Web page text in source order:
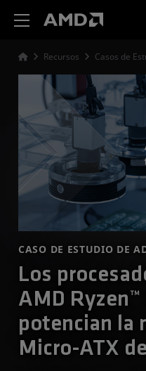
Recursos Casos de
CASO DE ESTUDIO DE
Los
AMD
potencian la
Micro-ATX